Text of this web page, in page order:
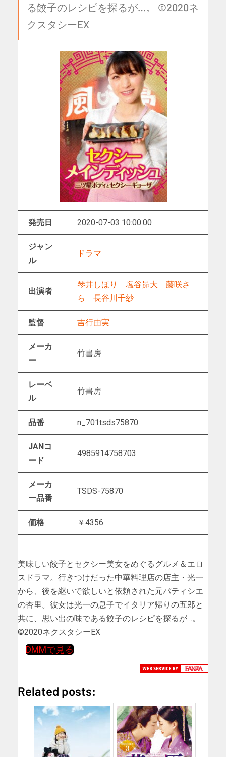
る餃子のレシピを探るが…。 ©2020ネ
クスタシーEX
発売日 2020-07-03 10:00:00
ジャン
ル
ドラマ
出演者
琴井しほり 塩谷昴大
藤咲さ
ら
長谷川千紗
監督 吉行由実
メーカ
ー
竹書房
レーベ
ル
竹書房
品番 n_701tsds75870
JANコ
ード
4985914758703
メーカ
ー品番
TSDS-75870
価格 ￥4356
美味しい餃子とセクシー美女をめぐるグルメ＆エロ
スドラマ。行きつけだった中華料理店の店主・光一
から、後を継いで欲しいと依頼された元パティシエ
の杏里。彼女は光一の息子でイタリア帰りの五郎と
共に、思い出の味である餃子のレシピを探るが…。
©2020ネクスタシーEX
DMMで見る
Related posts: